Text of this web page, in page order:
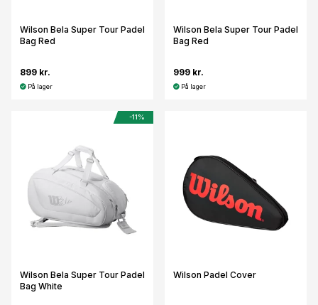
Wilson Bela Super Tour Padel
Bag Red
899 kr.
På lager
Wilson Bela Super Tour Padel
Bag Red
999 kr.
På lager
-11%
Wilson Bela Super Tour Padel
Bag White
Wilson Padel Cover